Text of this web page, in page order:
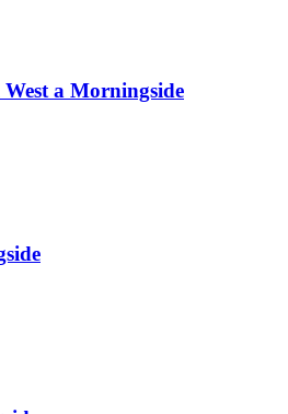
a Morningside